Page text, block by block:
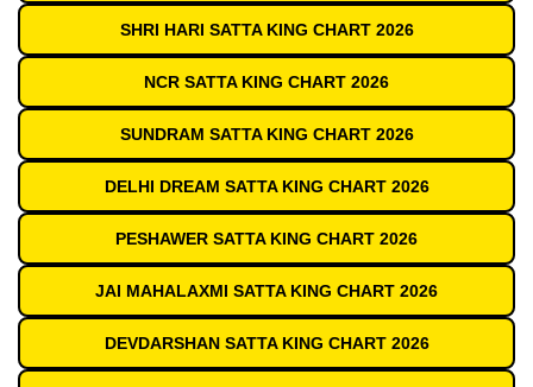
SHRI HARI SATTA KING CHART 2026
NCR SATTA KING CHART 2026
SUNDRAM SATTA KING CHART 2026
DELHI DREAM SATTA KING CHART 2026
PESHAWER SATTA KING CHART 2026
JAI MAHALAXMI SATTA KING CHART 2026
DEVDARSHAN SATTA KING CHART 2026